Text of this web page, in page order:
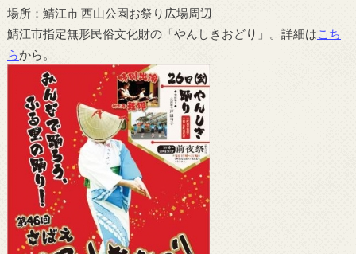
場所：鯖江市 西山公園お祭り広場周辺
鯖江市指定無形民俗文化財の「やんしきおどり」。詳細はこち
らから。